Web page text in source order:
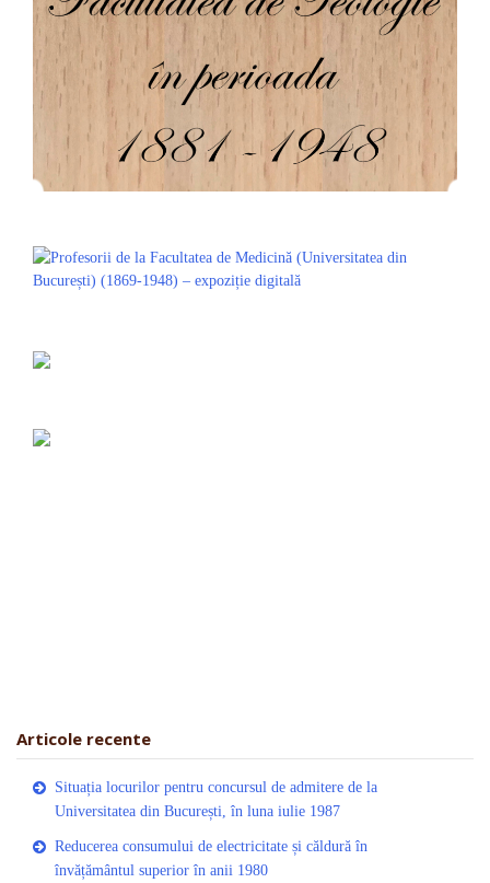
Articole recente
Situația locurilor pentru concursul de admitere de la
Universitatea din București, în luna iulie 1987
Reducerea consumului de electricitate și căldură în
învățământul superior în anii 1980